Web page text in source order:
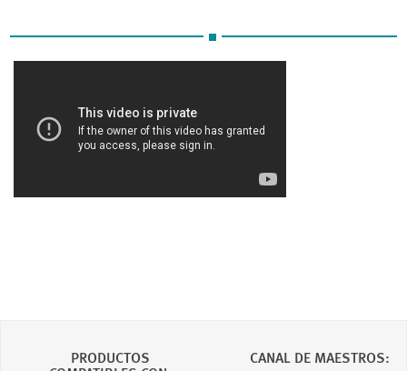
PRODUCTOS CANAL DE MAESTROS: